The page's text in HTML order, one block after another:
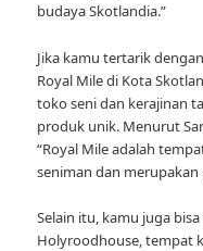
budaya Skotlandia.”
Jika kamu tertarik
Royal Mile di Kota
toko seni dan kerajinan
produk unik. Menurut
“Royal Mile adalah
seniman dan
Selain itu, kamu juga
Holyroodhouse, tempat